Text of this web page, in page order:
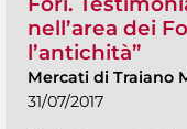
nell’area dei
l’antichità”
Mercati di Traiano
31/07/2017